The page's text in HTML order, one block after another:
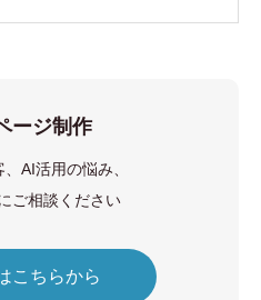
株式会社AOを創業。
ージ制作
AI活用の悩み、
ご相談ください
こちらから